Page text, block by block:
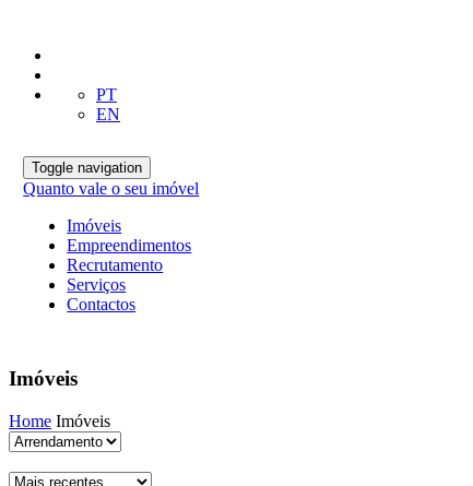
PT
EN
Toggle navigation
Quanto vale o seu imóvel
Imóveis
Empreendimentos
Recrutamento
Serviços
Contactos
Imóveis
Home Imóveis